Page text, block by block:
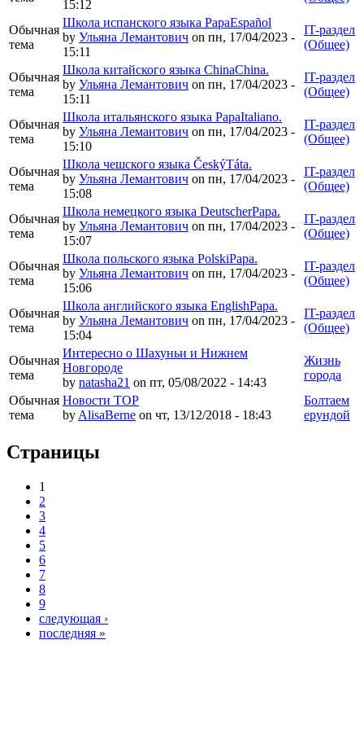
15:12
Обычная
тема
Школа испанского языка PapaEspañol
by Ульяна Лемантович on пн, 17/04/2023 -
15:11
IT-раздел
(Общее)
Обычная
тема
Школа китайского языка ChinaChina.
by Ульяна Лемантович on пн, 17/04/2023 -
15:11
IT-раздел
(Общее)
Обычная
тема
Школа итальянского языка PapaItaliano.
by Ульяна Лемантович on пн, 17/04/2023 -
15:10
IT-раздел
(Общее)
Обычная
тема
Школа чешского языка ČeskýTáta.
by Ульяна Лемантович on пн, 17/04/2023 -
15:08
IT-раздел
(Общее)
Обычная
тема
Школа немецкого языка DeutscherPapa.
by Ульяна Лемантович on пн, 17/04/2023 -
15:07
IT-раздел
(Общее)
Обычная
тема
Школа польского языка PolskiPapa.
by Ульяна Лемантович on пн, 17/04/2023 -
15:06
IT-раздел
(Общее)
Обычная
тема
Школа английского языка EnglishPapa.
by Ульяна Лемантович on пн, 17/04/2023 -
15:04
IT-раздел
(Общее)
Обычная
тема
Интересно о Шахуньи и Нижнем
Новгороде
by natasha21 on пт, 05/08/2022 - 14:43
Жизнь
города
Обычная
тема
Новости ТОР
by AlisaBerne on чт, 13/12/2018 - 18:43
Болтаем
ерундой
Страницы
1
2
3
4
5
6
7
8
9
следующая ›
последняя »